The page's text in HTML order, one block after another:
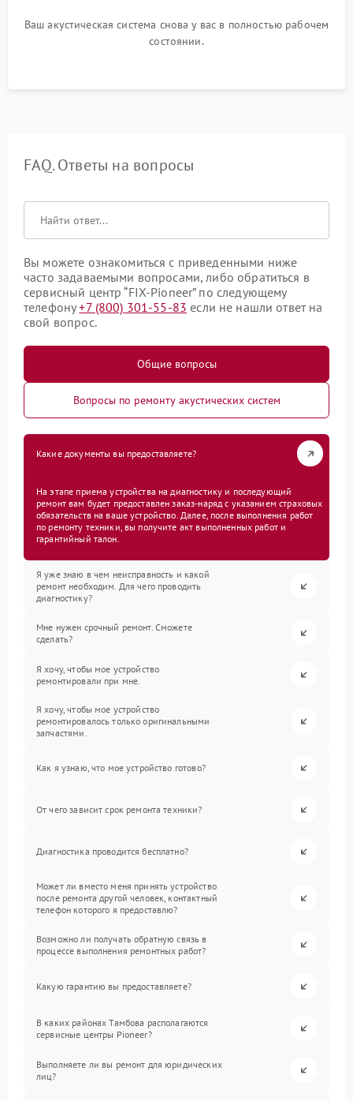
Ваш акустическая система снова у вас в полностью рабочем
состоянии.
FAQ. Ответы на вопросы
Вы можете ознакомиться с приведенными ниже
часто задаваемыми вопросами, либо обратиться в
сервисный центр “FIX-Pioneer” по следующему
телефону+7 (800) 301-55-83 если не нашли ответ на
свой вопрос.
Общие вопросы
Вопросы по ремонту акустических систем
Какие документы вы предоставляете?
На этапе приема устройства на диагностику и последующий
ремонт вам будет предоставлен заказ-наряд с указанием страховых
обязательств на ваше устройство. Далее, после выполнения работ
по ремонту техники, вы получите акт выполненных работ и
гарантийный талон.
Я уже знаю в чем неисправность и какой
ремонт необходим. Для чего проводить
диагностику?
Мне нужен срочный ремонт. Сможете
сделать?
Я хочу, чтобы мое устройство
ремонтировали при мне.
Я хочу, чтобы мое устройство
ремонтировалось только оригинальными
запчастями.
Как я узнаю, что мое устройство готово?
От чего зависит срок ремонта техники?
Диагностика проводится бесплатно?
Может ли вместо меня принять устройство
после ремонта другой человек, контактный
телефон которого я предоставлю?
Возможно ли получать обратную связь в
процессе выполнения ремонтных работ?
Какую гарантию вы предоставляете?
В каких районах Тамбова располагаются
сервисные центры Pioneer?
Выполняете ли вы ремонт для юридических
лиц?